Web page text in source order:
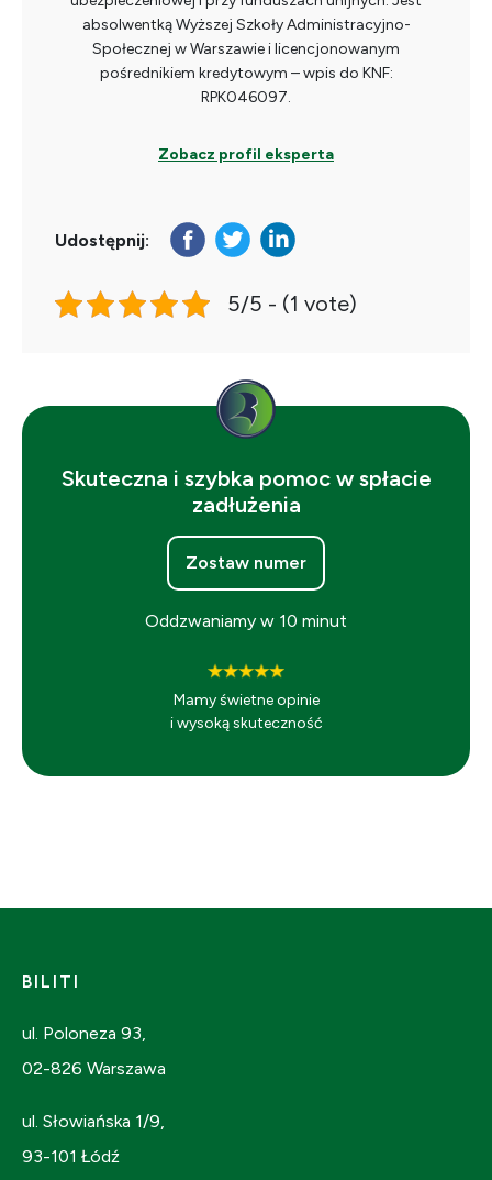
absolwentką Wyższej Szkoły Administracyjno-
Społecznej w Warszawie i licencjonowanym
pośrednikiem kredytowym – wpis do KNF:
RPK046097.
Zobacz profil eksperta
Udostępnij:
5/5 - (1 vote)
Skuteczna i szybka pomoc w spłacie
zadłużenia
Zostaw numer
Oddzwaniamy w 10 minut
Mamy świetne opinie
i wysoką skuteczność
BILITI
ul. Poloneza 93,
02-826 Warszawa
ul. Słowiańska 1/9,
93-101 Łódź